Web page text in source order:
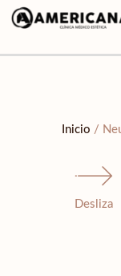
Inicio /
Desliza